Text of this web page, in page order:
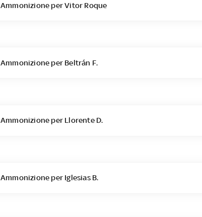
Ammonizione per Vitor Roque
Ammonizione per Beltrán F.
Ammonizione per Llorente D.
Ammonizione per Iglesias B.